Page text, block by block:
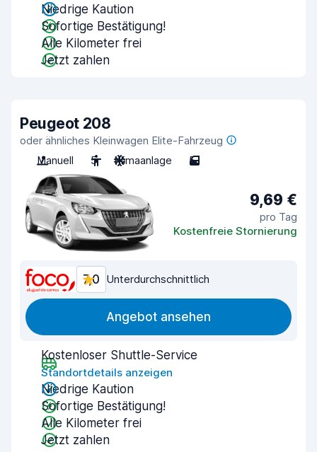
Niedrige Kaution
Sofortige Bestätigung!
Alle Kilometer frei
Jetzt zahlen
Peugeot 208
oder ähnliches Kleinwagen Elite-Fahrzeug
Manuell
5 Klimaanlage 5
9,69 €
pro Tag
Kostenfreie Stornierung
7,0 Unterdurchschnittlich
Angebot ansehen
Kostenloser Shuttle-Service
Standortdetails anzeigen
Niedrige Kaution
Sofortige Bestätigung!
Alle Kilometer frei
Jetzt zahlen